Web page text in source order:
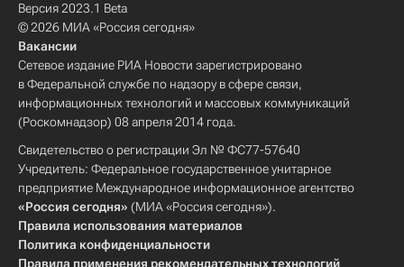
Версия 2023.1 Beta
© 2026 МИА «Россия сегодня»
Вакансии
Сетевое издание РИА Новости зарегистрировано
в Федеральной службе по надзору в сфере связи,
информационных технологий и массовых коммуникаций
(Роскомнадзор) 08 апреля 2014 года.
Свидетельство о регистрации Эл № ФС77-57640
Учредитель: Федеральное государственное унитарное
предприятие Международное информационное агентство
«Россия сегодня» (МИА «Россия сегодня»).
Правила использования материалов
Политика конфиденциальности
Правила применения рекомендательных технологий